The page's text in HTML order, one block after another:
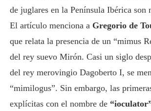
de juglares en la Península Ibérica son
El artículo menciona a Gregorio de
que relata la presencia de un “mimus
del rey suevo Mirón. Casi un siglo
del rey merovingio Dagoberto I, se
“mimilogus”. Sin embargo, las
explícitas con el nombre de